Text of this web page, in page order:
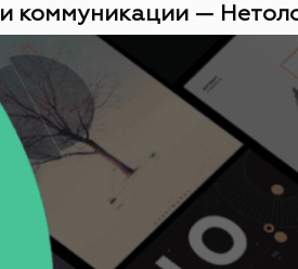
коммуникации —